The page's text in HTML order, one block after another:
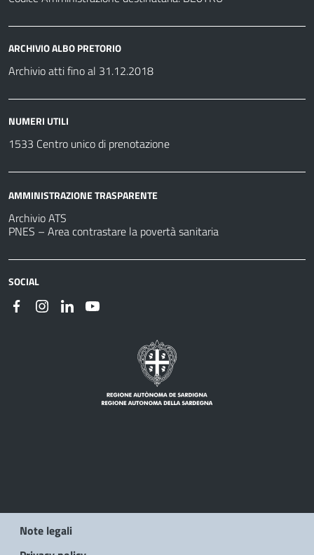
ARCHIVIO ALBO PRETORIO
Archivio atti fino al 31.12.2018
NUMERI UTILI
1533 Centro unico di prenotazione
AMMINISTRAZIONE TRASPARENTE
Archivio ATS
PNES – Area contrastare la povertà sanitaria
SOCIAL
Note legali